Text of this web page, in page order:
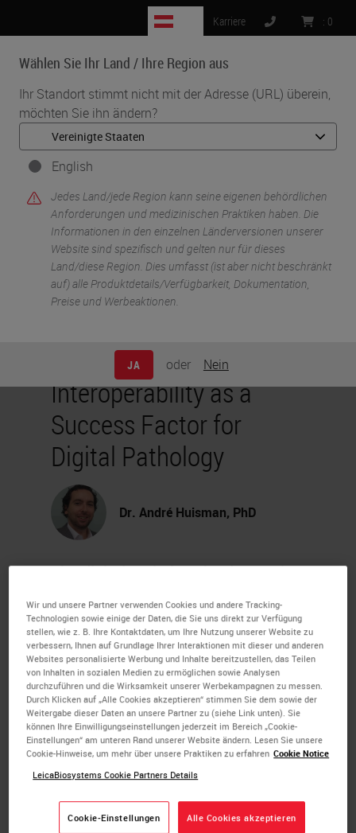
Wählen Sie Ihr Land / Ihre Region aus
Ihr Standort stimmt nicht mit der Adresse (URL) überein,
möchten Sie ihn ändern?
English
Jedes Land/jede Region kann seine eigenen behördlichen
Anforderungen und medizinischen Praktiken haben. Die
Informationen in den einzelnen Länderversionen unserer
Website sind spezifisch und gelten nur für dieses
Land/diese Region. Dies umfasst (ist aber nicht beschränkt
auf) alle Produktdetails/Verfügbarkeit, Dokumentation,
Preise und Werbeaktionen.
JA oder Nein
Karriere : 0
MENU
Start • Knowledge Pathway •
Interoperability as a Success Factor for Digital Pathology
Interoperability as a
Success Factor for
Digital Pathology
Dr. André Huisman, PhD
The digital pathology landscape is
becoming more mature, and an
increasing number of pathology
departments are investing in digital
pathology.
During this webinar, Dr. André
Huisman will focus on one of the
settings where e-Pathology is ready
practice: the screening and
Wir und unsere Partner verwenden Cookies und andere Tracking-
Technologien sowie einige der Daten, die Sie uns direkt zur Verfügung
stellen, wie z. B. Ihre Kontaktdaten, um Ihre Nutzung unserer Website zu
verbessern, Ihnen auf Grundlage Ihrer Interaktionen mit dieser und anderen
Websites personalisierte Werbung und Inhalte bereitzustellen, das Teilen
von Inhalten in sozialen Medien zu ermöglichen sowie Analysen
durchzuführen und die Wirksamkeit unserer Werbekampagnen zu messen.
Durch Klicken auf „Alle Cookies akzeptieren“ stimmen Sie dem sowie der
Weitergabe dieser Daten an unsere Partner zu (siehe Link unten). Sie
können Ihre Einwilligungseinstellungen jederzeit im Bereich „Cookie-
Einstellungen“ am unteren Rand unserer Website ändern. Lesen Sie unsere
Cookie-Hinweise, um mehr über unsere Praktiken zu erfahren Cookie Notice
LeicaBiosystems Cookie Partners Details
Cookie-Einstellungen Alle Cookies akzeptieren